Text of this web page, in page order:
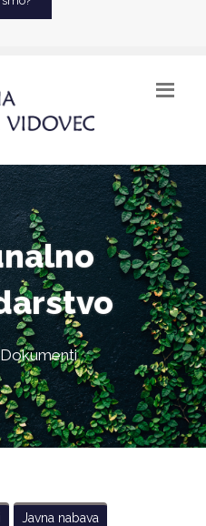
Dokumenti
Javna nabava